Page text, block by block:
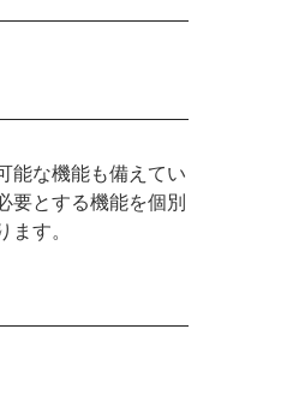
能な機能も備えてい
要とする機能を個別
す。